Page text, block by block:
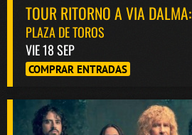
TOUR RITORNO A VIA DALMA:
PLAZA DE TOROS
VIE 18 SEP
COMPRAR ENTRADAS